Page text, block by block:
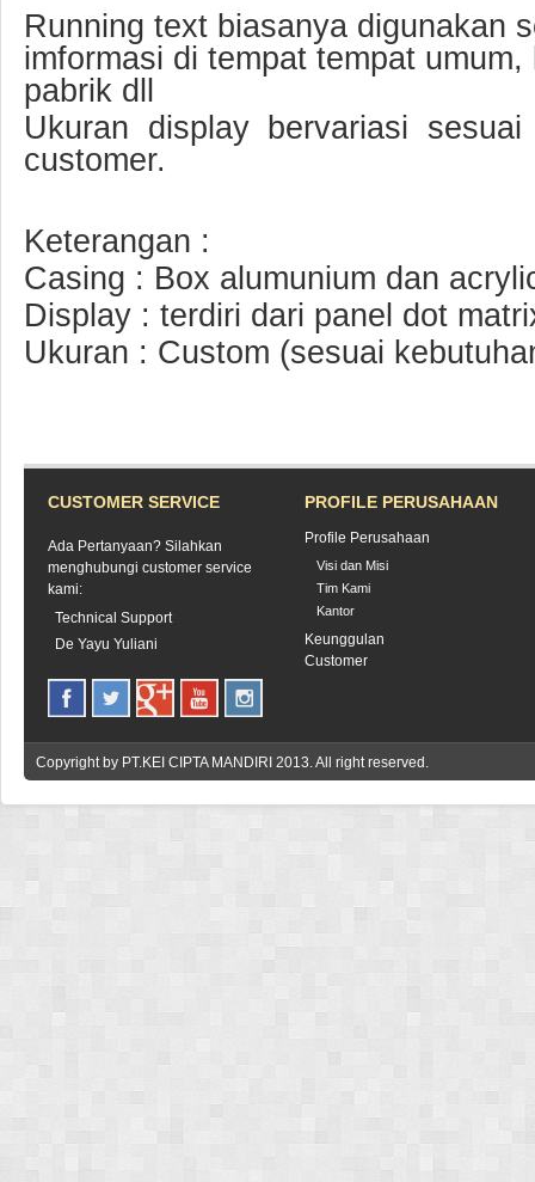
Running text biasanya digunakan
imformasi di tempat tempat
pabrik dll
Ukuran display bervariasi
customer.
Keterangan :
Casing : Box alumunium dan
Display : terdiri dari panel dot
Ukuran : Custom (sesuai
CUSTOMER SERVICE
Ada Pertanyaan? Silahkan
menghubungi customer service
kami:
Technical Support
De Yayu Yuliani
PROFILE PERUSAHAAN
Profile Perusahaan
Visi dan Misi
Tim Kami
Kantor
Keunggulan
Customer
Copyright by PT.KEI CIPTA MANDIRI 2013. All right reserved.